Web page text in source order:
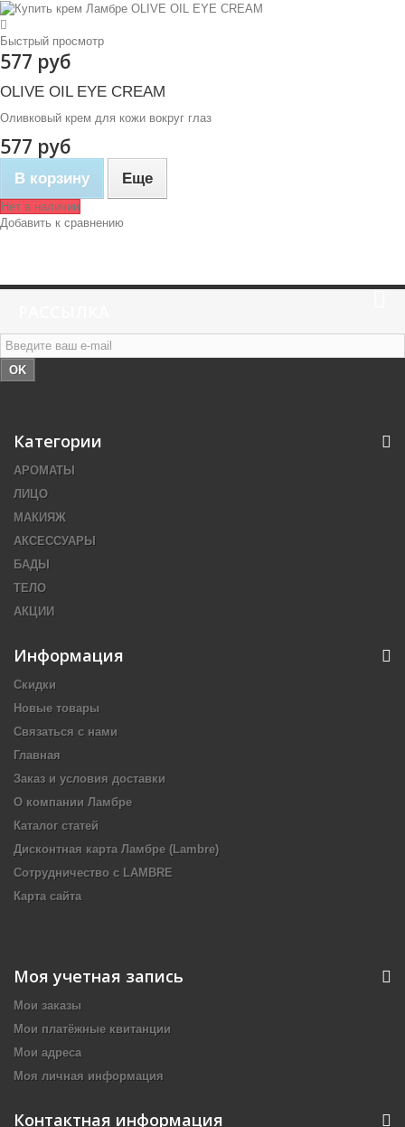
Быстрый просмотр
577 руб
OLIVE OIL EYE CREAM
Оливковый крем для кожи вокруг глаз
577 руб
В корзину Еще
Нет в наличии
Добавить к сравнению
OK
Категории
АРОМАТЫ
ЛИЦО
МАКИЯЖ
АКСЕССУАРЫ
БАДЫ
ТЕЛО
АКЦИИ
Информация
Скидки
Новые товары
Связаться с нами
Главная
Заказ и условия доставки
О компании Ламбре
Каталог статей
Дисконтная карта Ламбре (Lambre)
Сотрудничество с LAMBRE
Карта сайта
Моя учетная запись
Мои заказы
Мои платёжные квитанции
Мои адреса
Моя личная информация
Контактная информация